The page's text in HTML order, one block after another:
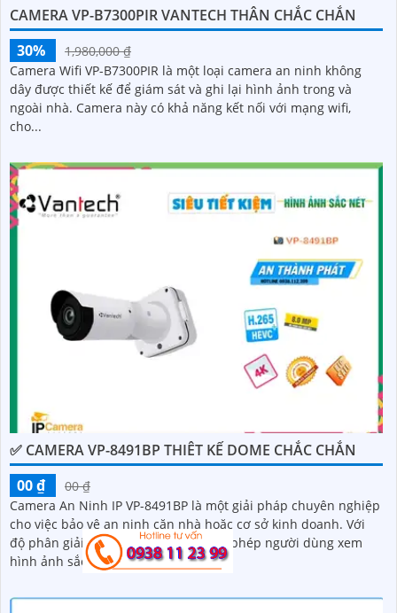
CAMERA VP-B7300PIR VANTECH THÂN CHẮC CHẮN
30%
1,980,000 ₫
Camera Wifi VP-B7300PIR là một loại camera an ninh không
dây được thiết kế để giám sát và ghi lại hình ảnh trong và
ngoài nhà. Camera này có khả năng kết nối với mạng wifi,
cho...
✅ CAMERA VP-8491BP THIÊT KẾ DOME CHẮC CHẮN
00 ₫
00 ₫
Camera An Ninh IP VP-8491BP là một giải pháp chuyên nghiệp
cho việc bảo vệ an ninh căn nhà hoặc cơ sở kinh doanh. Với
độ phân giải cao 4K, camera này cho phép người dùng xem
hình ảnh sắc nét và chi tiết từ xa